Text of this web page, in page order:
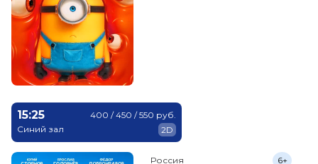
15:25
Синий зал
400 / 450 / 550 руб.
2D
Россия 6+